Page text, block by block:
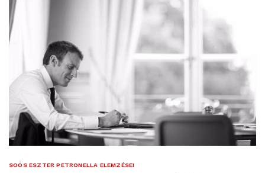
SOÓS ESZTER PETRONELLA ELEMZÉSEI